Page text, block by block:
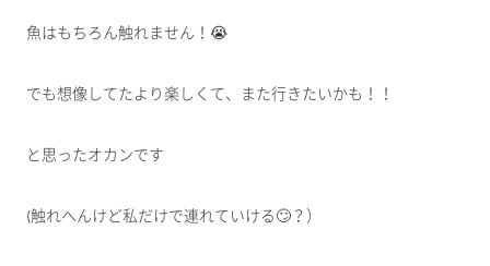
魚はもちろん触れません！😭
でも想像してたより楽しくて、また行きたいかも！！
と思ったオカンです
(触れへんけど私だけで連れていける🙄？）